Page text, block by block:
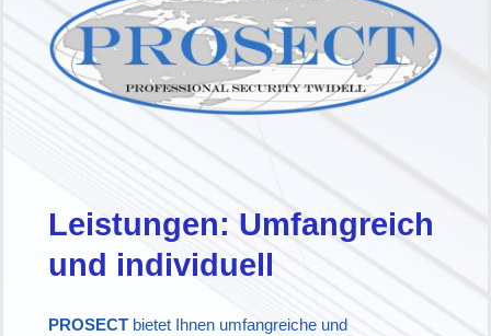
Leistungen: Umfangreich
und individuell
PROSECT bietet Ihnen umfangreiche und